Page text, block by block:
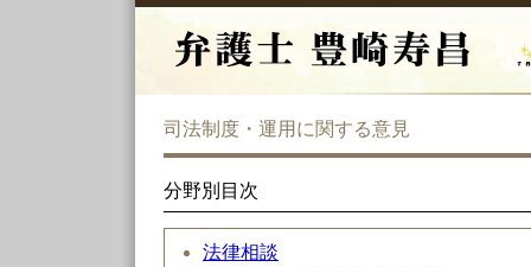
司法制度・運用に関する意見
分野別目次
法律相談